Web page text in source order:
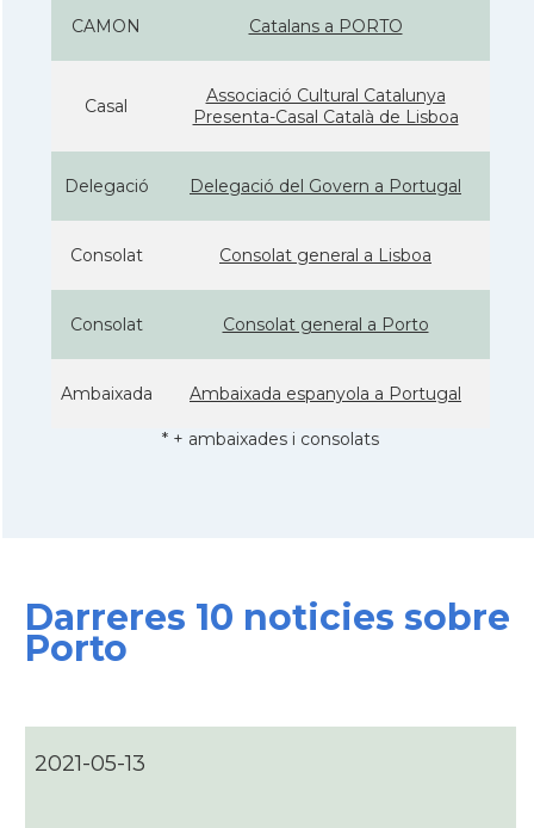
CAMON Catalans a PORTO
Casal
Associació Cultural Catalunya
Presenta-Casal Català de Lisboa
Delegació Delegació del Govern a Portugal
Consolat Consolat general a Lisboa
Consolat Consolat general a Porto
Ambaixada Ambaixada espanyola a Portugal
* + ambaixades i consolats
Darreres 10 noticies sobre
Porto
2021-05-13